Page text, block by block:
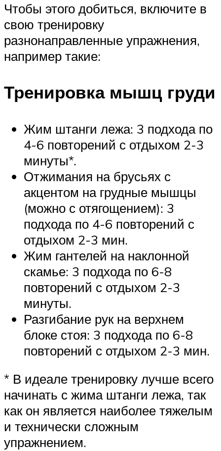
Чтобы этого добиться, включите в
свою тренировку
разнонаправленные упражнения,
например такие:
Тренировка мышц груди
Жим штанги лежа: 3 подхода по
4-6 повторений с отдыхом 2-3
минуты*.
Отжимания на брусьях с
акцентом на грудные мышцы
(можно с отягощением): 3
подхода по 4-6 повторений с
отдыхом 2-3 мин.
Жим гантелей на наклонной
скамье: 3 подхода по 6-8
повторений с отдыхом 2-3
минуты.
Разгибание рук на верхнем
блоке стоя: 3 подхода по 6-8
повторений с отдыхом 2-3 мин.
* В идеале тренировку лучше всего
начинать с жима штанги лежа, так
как он является наиболее тяжелым
и технически сложным
упражнением.